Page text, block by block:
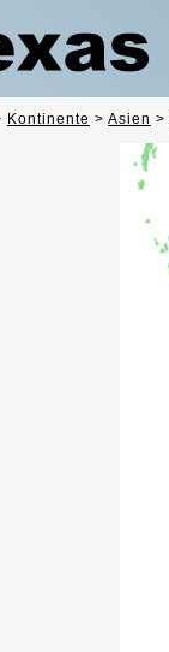
Kontinente > Asien >